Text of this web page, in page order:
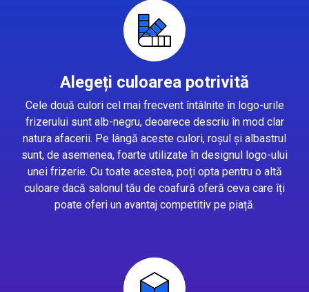
Alegeți culoarea potrivită
Cele două culori cel mai frecvent întâlnite în logo-urile
frizerului sunt alb-negru, deoarece descriu în mod clar
natura afacerii. Pe lângă aceste culori, roșul și albastrul
sunt, de asemenea, foarte utilizate în designul logo-ului
unei frizerie. Cu toate acestea, poți opta pentru o altă
culoare dacă salonul tău de coafură oferă ceva care îți
poate oferi un avantaj competitiv pe piață.